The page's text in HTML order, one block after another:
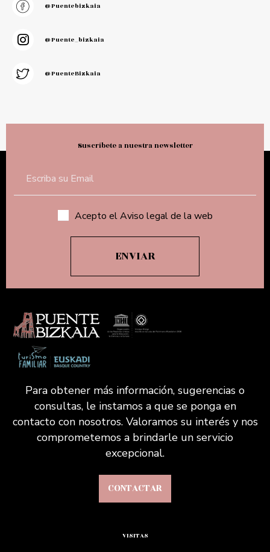
@puentebizkaia
@puente_bizkaia
@PuenteBizkaia
Suscríbete a nuestra newsletter
Acepto el Aviso legal de la web
Para obtener más información, sugerencias o
consultas, le instamos a que se ponga en
contacto con nosotros. Valoramos su interés y nos
comprometemos a brindarle un servicio
excepcional.
CONTACTAR
VISITAS